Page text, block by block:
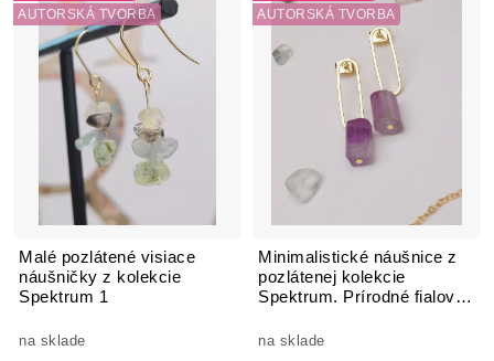
Malé pozlátené visiace
náušničky z kolekcie
Spektrum 1
AUTORSKÁ TVORBA
na sklade
Minimalistické náušnice z
pozlátenej kolekcie
Spektrum. Prírodné fialové
AUTORSKÁ TVORBA
na sklade